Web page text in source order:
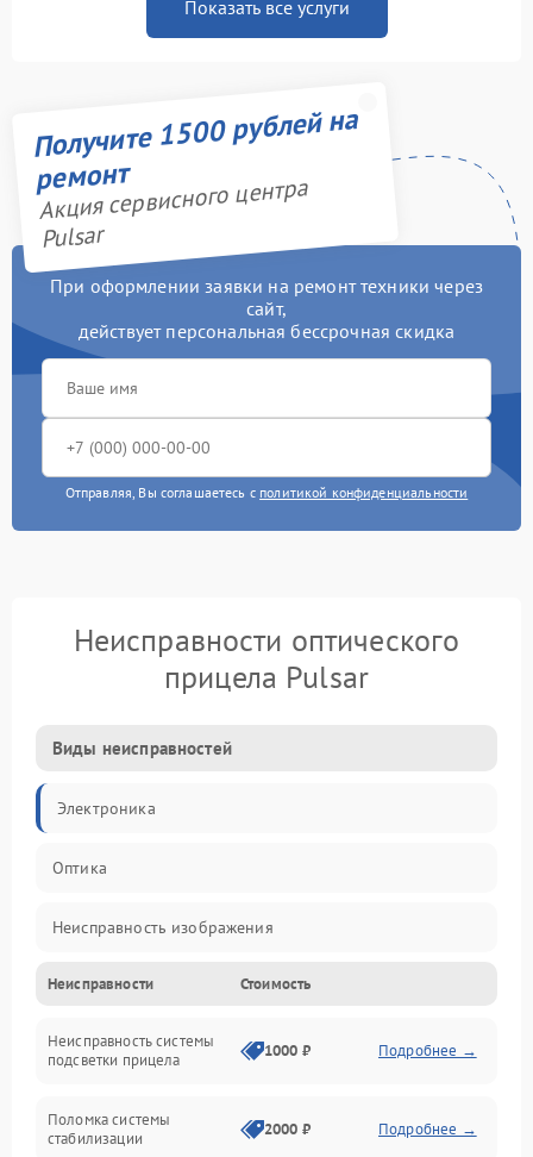
Показать все услуги
Получите 1500 рублей на
ремонт
Акция сервисного центра
Pulsar
При оформлении заявки на ремонт техники через
сайт,
действует персональная бессрочная скидка
Отправляя, Вы соглашаетесь с политикой конфиденциальности
Неисправности оптического
прицела Pulsar
Виды неисправностей
Электроника
Оптика
Неисправность изображения
Механические повреждения
Неисправность фокусировки и оптики
Неисправности Стоимость
Неисправность системы
подсветки прицела
1000 ₽ Подробнее →
Поломка системы
стабилизации
2000 ₽ Подробнее →